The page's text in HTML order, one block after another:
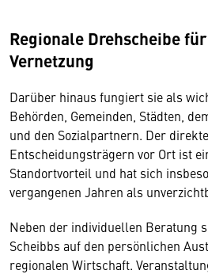
Regionale Drehscheibe
Vernetzung
Darüber hinaus fungiert sie als
Behörden, Gemeinden, Städten,
und den Sozialpartnern. Der
Entscheidungsträgern vor Ort ist
Standortvorteil und hat sich
vergangenen Jahren als
Neben der individuellen Beratung
Scheibbs auf den persönlichen
regionalen Wirtschaft.